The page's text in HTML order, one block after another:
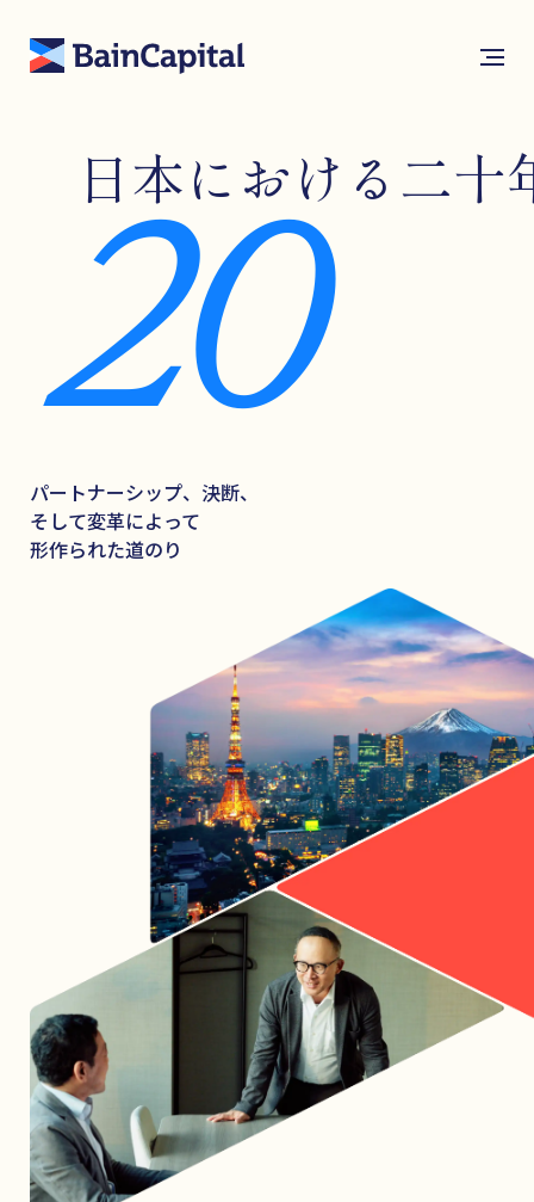
Bain Capital
日本における二十
20
パートナーシップ、決断、
そして変革によって
形作られた道のり